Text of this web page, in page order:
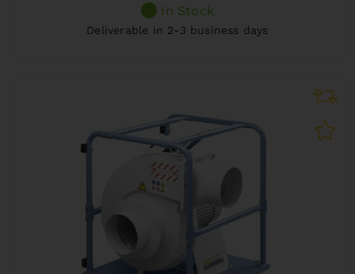
In Stock
Deliverable in 2-3 business days